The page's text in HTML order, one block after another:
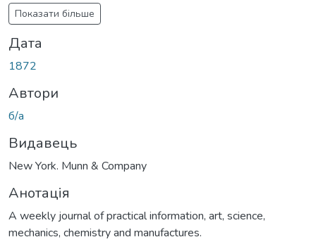
Показати більше
Дата
1872
Автори
б/а
Видавець
New York. Munn & Company
Анотація
A weekly journal of practical information, art, science,
mechanics, chemistry and manufactures.